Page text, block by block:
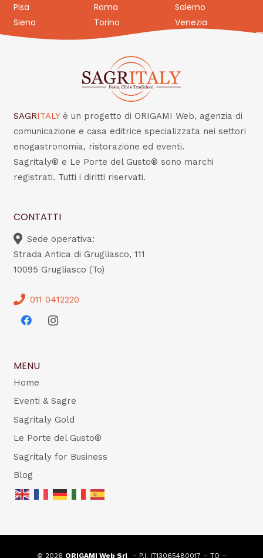
Pisa
Roma
Salerno
Siena
Torino Venezia
SAGRITALY è un progetto di ORIGAMI Web, agenzia di
comunicazione e casa editrice specializzata nei settori
enogastronomia, ristorazione ed eventi.
Sagritaly® e Le Porte del Gusto® sono marchi
registrati. Tutti i diritti riservati.
CONTATTI
Sede operativa:
Strada Antica di Grugliasco, 111
10095 Grugliasco (To)
011 0412220
MENU
Home
Eventi & Sagre
Sagritaly Gold
Le Porte del Gusto®
Sagritaly for Business
Blog
© 2026 ORIGAMI Web Srl– P.I. IT13065480017 – TO –